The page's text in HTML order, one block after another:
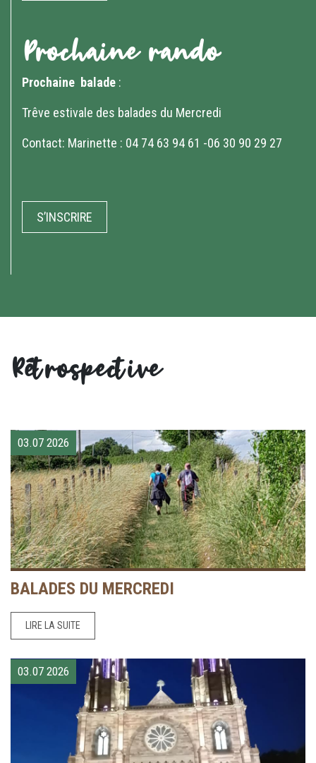
Prochaine rando
Prochaine balade :
Trêve estivale des balades du Mercredi
Contact: Marinette : 04 74 63 94 61 -06 30 90 29 27
S’INSCRIRE
Rétrospective
03.07 2026
BALADES DU MERCREDI
LIRE LA SUITE
03.07 2026